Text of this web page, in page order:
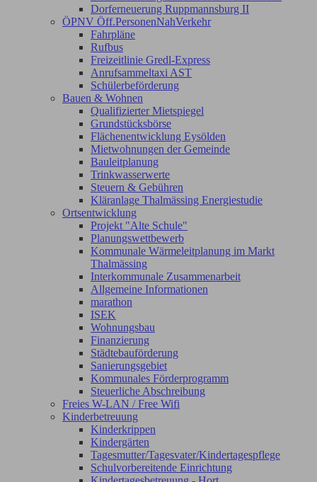
Dorferneuerung Ruppmannsburg II
ÖPNV Öff.PersonenNahVerkehr
Fahrpläne
Rufbus
Freizeitlinie Gredl-Express
Anrufsammeltaxi AST
Schülerbeförderung
Bauen & Wohnen
Qualifizierter Mietspiegel
Grundstücksbörse
Flächenentwicklung Eysölden
Mietwohnungen der Gemeinde
Bauleitplanung
Trinkwasserwerte
Steuern & Gebühren
Kläranlage Thalmässing Energiestudie
Ortsentwicklung
Projekt "Alte Schule"
Planungswettbewerb
Kommunale Wärmeleitplanung im Markt
Thalmässing
Interkommunale Zusammenarbeit
Allgemeine Informationen
marathon
ISEK
Wohnungsbau
Finanzierung
Städtebauförderung
Sanierungsgebiet
Kommunales Förderprogramm
Steuerliche Abschreibung
Freies W-LAN / Free Wifi
Kinderbetreuung
Kinderkrippen
Kindergärten
Tagesmutter/Tagesvater/Kindertagespflege
Schulvorbereitende Einrichtung